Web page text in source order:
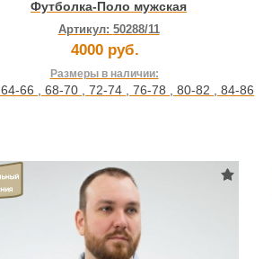
Футболка-Поло мужская
Артикул: 50288/11
4000 руб.
Размеры в наличии:
64-66 , 68-70 , 72-74 , 76-78 , 80-82 , 84-86